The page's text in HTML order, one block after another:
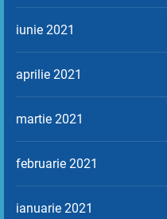
iunie 2021
aprilie 2021
martie 2021
februarie 2021
ianuarie 2021